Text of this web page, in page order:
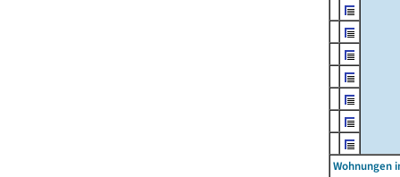
Wohnungen